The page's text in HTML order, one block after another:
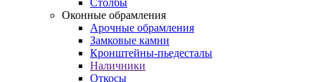
Столбы
Оконные обрамления
Арочные обрамления
Замковые камни
Кронштейны-пьедесталы
Наличники
Откосы